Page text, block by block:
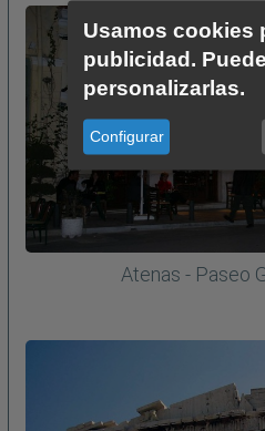
Atenas - Paseo
Usamos cookies
publicidad.
personalizarlas.
Configurar